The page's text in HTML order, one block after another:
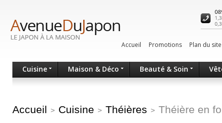
Accueil Promotions Plan du site
Cuisine Maison & Déco Beauté & Soin
Accueil > Cuisine > Théières > Théière en